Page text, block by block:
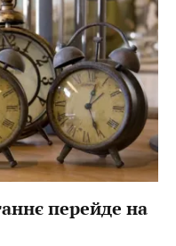
перейде на